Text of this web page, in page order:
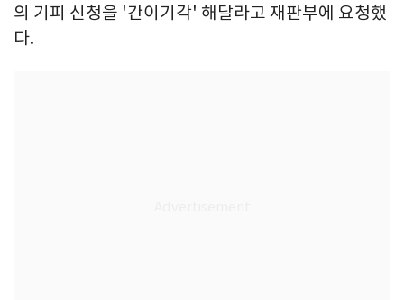
의 기피 신청을 '간이기각' 해달라고 재판부에 요청했
다.